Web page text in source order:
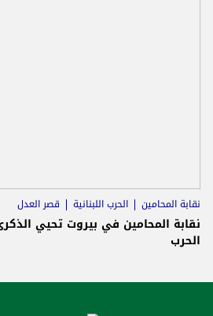
نقابة المحامين الحرب اللبنانية قصر العدل
نقابة المحامين في بيروت تحيي
الحرب